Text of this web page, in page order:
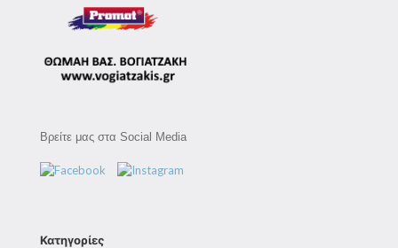
Βρείτε μας στα Social Media
Κατηγορίες